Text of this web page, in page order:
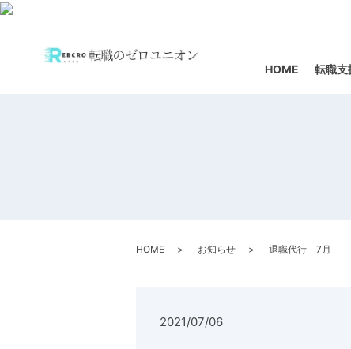
HOME 転職支
HOME お知らせ 退職代行 7月
2021/07/06